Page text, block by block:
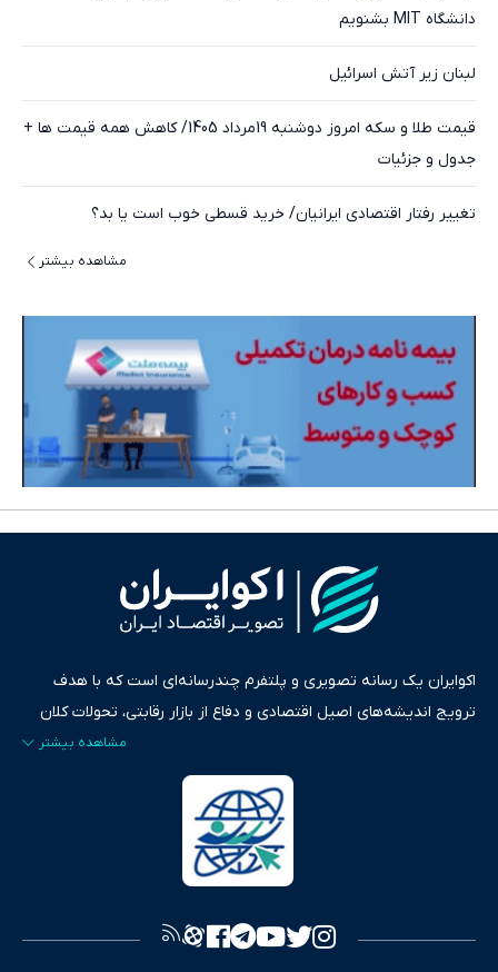
دانشگاه MIT بشنویم
لبنان زیر آتش اسرائیل
قیمت طلا و سکه امروز دوشنبه 19مرداد 1405/ کاهش همه قیمت ها +
جدول و جزئیات
تغییر رفتار اقتصادی ایرانیان/ خرید قسطی خوب است یا بد؟
مشاهده بیشتر
اکوایران یک رسانه تصویری و پلتفرم چندرسانه‌ای است که با هدف
ترویج اندیشه‌های اصیل اقتصادی و دفاع از بازار رقابتی، تحولات کلان
ایران و جهان را در قالب‌های ویدیو، پادکست، متن و گزارش‌های تحلیلی
پایش می‌کند. این رسانه به عنوان منبعی دقیق و قابل اعتماد، فراتر از
اطلاع‌رسانی صرف، به تبیین سیاست‌ها و کارکردهای بازارهای مالی،
سرمایه‌گذاری، تجارت و حوزه‌های نوظهور می‌پردازد. اکوایران با پایبندی
به اصول «انصاف، امانت و صداقت»، بستری برای انعکاس آراء متنوع
تصویری شفاف از واقعیت‌های اقتصادی ارائه دهد. ما در اکوایران با